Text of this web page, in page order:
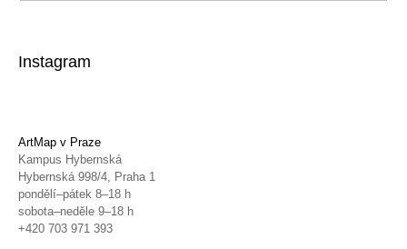
Instagram
ArtMap v Praze
Kampus Hybernská
Hybernská 998/4, Praha 1
pondělí–pátek 8–18 h
sobota–neděle 9–18 h
+420 703 971 393